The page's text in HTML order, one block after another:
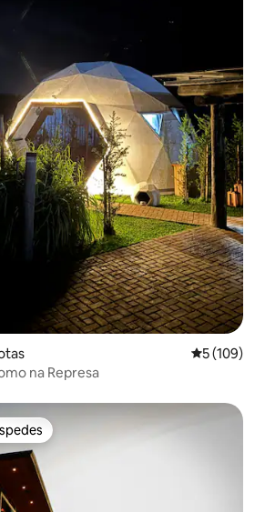
5 de uma
5 (109)
na Represa
dos hóspedes